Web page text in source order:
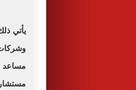
يأتي
وشركات
مساعد